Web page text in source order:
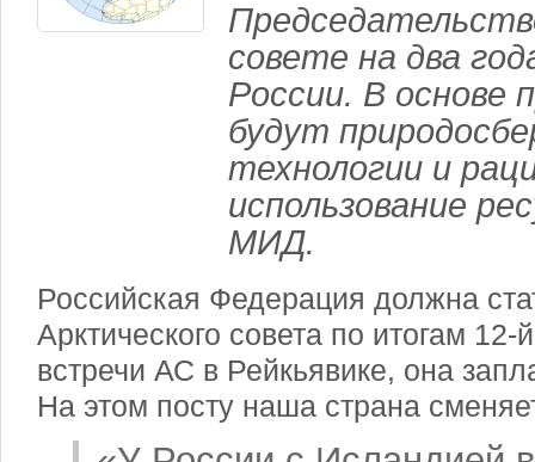
совете на два
России. В основе
будут
технологии и
использование
МИД.
Российская Федерация должна
Арктического совета по итогам 12-
встречи АС в Рейкьявике, она
На этом посту наша страна